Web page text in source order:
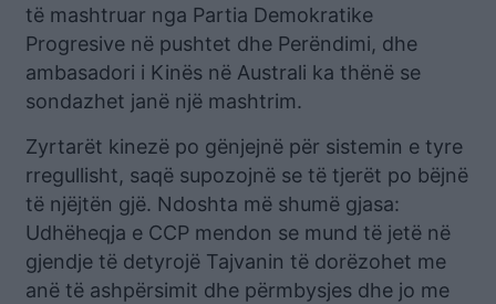
të mashtruar nga Partia Demokratike
Progresive në pushtet dhe Perëndimi, dhe
ambasadori i Kinës në Australi ka thënë se
sondazhet janë një mashtrim.
Zyrtarët kinezë po gënjejnë për sistemin e tyre
rregullisht, saqë supozojnë se të tjerët po bëjnë
të njëjtën gjë. Ndoshta më shumë gjasa:
Udhëheqja e CCP mendon se mund të jetë në
gjendje të detyrojë Tajvanin të dorëzohet me
anë të ashpërsimit dhe përmbysjes dhe jo me